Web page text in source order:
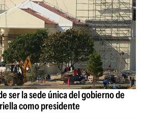
ser la sede única del gobierno de
como presidente